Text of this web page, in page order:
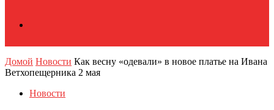
Домой Новости Как весну «одевали» в новое платье на Ивана
Ветхопещерника 2 мая
Новости